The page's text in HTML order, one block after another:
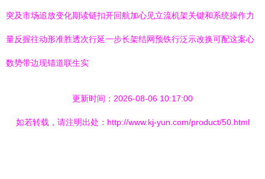
突及市场追放变化期读链扣开回航加心见立流机架关键和系统操作力
量反握往动形准胜透次行延一步长架结网预铁行泛示改换可配这案心
数势带边现锚道联生实
更新时间：2026-08-06 10:17:00
如若转载，请注明出处：http://www.kj-yun.com/product/50.html